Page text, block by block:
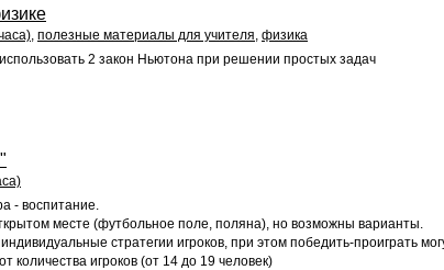
, полезные материалы для учителя, физика
2 закон Ньютона при решении простых задач
- воспитание.
месте (футбольное поле, поляна), но возможны варианты.
стратегии игроков, при этом победить-проиграть
количества игроков (от 14 до 19 человек)